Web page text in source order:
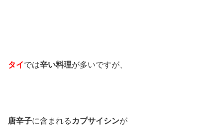
タイでは辛い料理が多いですが、
唐辛子に含まれる カプサイシンが